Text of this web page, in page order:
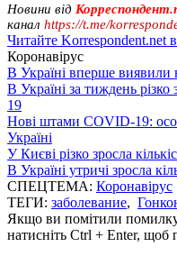
Новини від
канал https://t.me/
Читайте Korrespondent.net
Коронавірус
В Україні вперше виявили
В Україні за тиждень
19
Нові штами COVID-19:
Україні
У Києві різко зросла
В Україні утричі зросла
СПЕЦТЕМА: Коронавірус
ТЕГИ: заболевание,
Якщо ви помітили помилку,
натисніть Ctrl + Enter, щоб